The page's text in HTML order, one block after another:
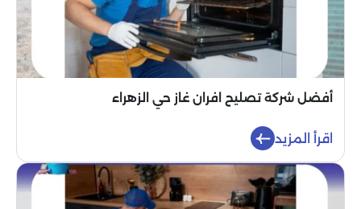
أفضل شركة تصليح افران غاز حي الزهراء
اقرأ المزيد